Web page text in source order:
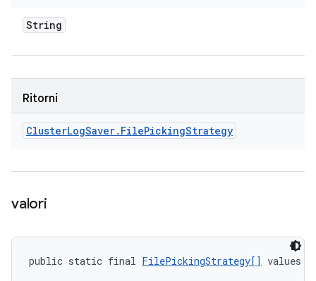
String
Ritorni
ClusterLogSaver. FilePickingStrategy
valori
public static final FilePickingStrategy[] values